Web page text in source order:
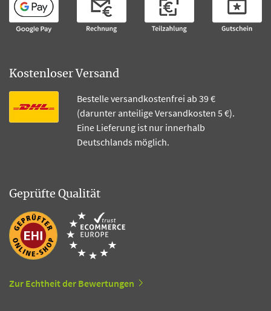
Kostenloser Versand
Bestelle versandkostenfrei ab 39 €
(darunter anteilige Versandkosten 5 €).
Eine Lieferung ist nur innerhalb
Deutschlands möglich.
Geprüfte Qualität
Zur Echtheit der Bewertungen